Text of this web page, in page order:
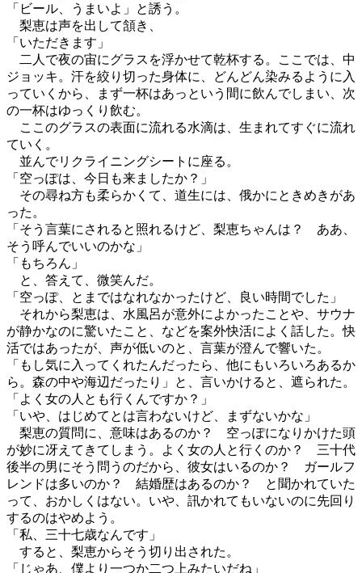
「ビール、うまいよ」と誘う。
梨恵は声を出して頷き、
「いただきます」
二人で夜の宙にグラスを浮かせて乾杯する。ここでは、中
ジョッキ。汗を絞り切った身体に、どんどん染みるように入
っていくから、まず一杯はあっという間に飲んでしまい、次
の一杯はゆっくり飲む。
ここのグラスの表面に流れる水滴は、生まれてすぐに流れ
ていく。
並んでリクライニングシートに座る。
「空っぽは、今日も来ましたか？」
その尋ね方も柔らかくて、道生には、俄かにときめきがあ
った。
「そう言葉にされると照れるけど、梨恵ちゃんは？ ああ、
そう呼んでいいのかな」
「もちろん」
と、答えて、微笑んだ。
「空っぽ、とまではなれなかったけど、良い時間でした」
それから梨恵は、水風呂が意外によかったことや、サウナ
が静かなのに驚いたこと、などを案外快活によく話した。快
活ではあったが、声が低いのと、言葉が澄んで響いた。
「もし気に入ってくれたんだったら、他にもいろいろあるか
ら。森の中や海辺だったり」と、言いかけると、遮られた。
「よく女の人とも行くんですか？」
「いや、はじめてとは言わないけど、まずないかな」
梨恵の質問に、意味はあるのか？ 空っぽになりかけた頭
が妙に冴えてきてしまう。よく女の人と行くのか？ 三十代
後半の男にそう問うのだから、彼女はいるのか？ ガールフ
レンドは多いのか？ 結婚歴はあるのか？ と聞かれていた
って、おかしくはない。いや、訊かれてもいないのに先回り
するのはやめよう。
「私、三十七歳なんです」
すると、梨恵からそう切り出された。
「じゃあ、僕より一つか二つ上みたいだね」